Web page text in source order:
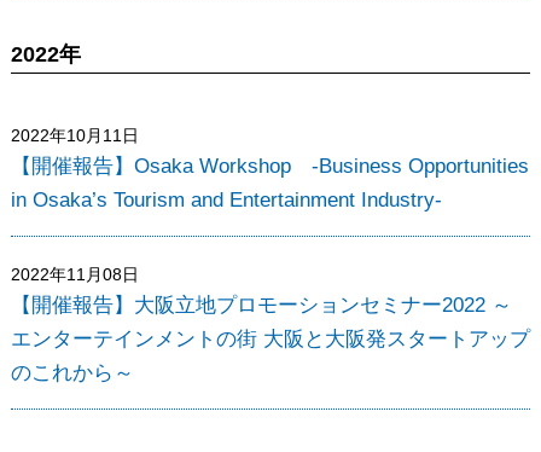
2022年
2022年10月11日
【開催報告】Osaka Workshop -Business Opportunities
in Osaka’s Tourism and Entertainment Industry-
2022年11月08日
【開催報告】大阪立地プロモーションセミナー2022 ～
エンターテインメントの街 大阪と大阪発スタートアップ
のこれから～